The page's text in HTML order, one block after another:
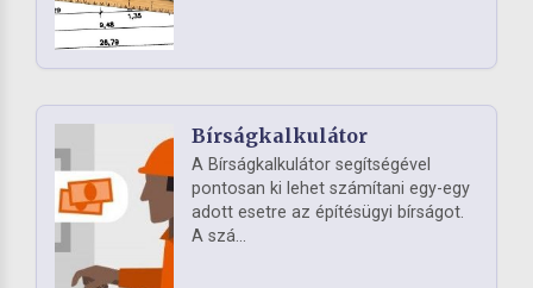
Bírságkalkulátor
A Bírságkalkulátor segítségével
pontosan ki lehet számítani egy-egy
adott esetre az építésügyi bírságot.
A szá...